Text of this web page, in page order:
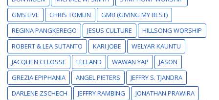
GMS LIVE
CHRIS TOMLIN
GMB (GIVING MY BEST)
REGINA PANGKEREGO
JESUS CULTURE
HILLSONG WORSHIP
ROBERT & LEA SUTANTO
KARI JOBE
WELYAR KAUNTU
JACQLIEN CELOSSE
LEELAND WAWAN YAP
JASON
GREZIA EPIPHANIA
ANGEL PIETERS
JEFFRY S. TJANDRA
DARLENE ZSCHECH
JEFFRY RAMBING
JONATHAN PRAWIRA